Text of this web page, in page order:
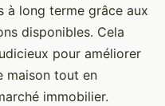
à long terme grâce aux
disponibles. Cela
pour améliorer
maison tout en
immobilier.